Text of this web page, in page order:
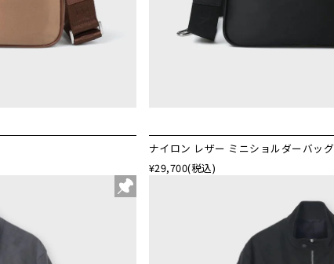
ナイロン レザー ミニショルダーバッグ
¥29,700(税込)